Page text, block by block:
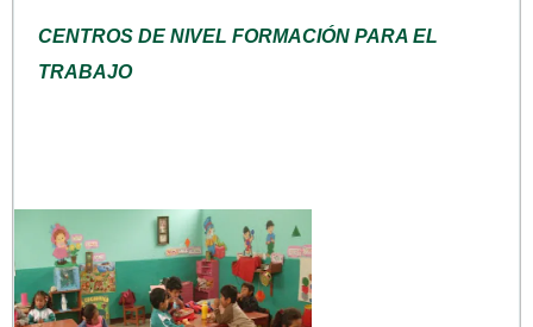
CENTROS DE NIVEL FORMACIÓN PARA EL
TRABAJO